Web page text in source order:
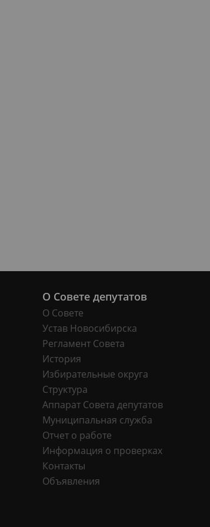
О Совете депутатов
О Совете
Устав Новосибирска
Регламент Совета
История
Избирательные округа
Структура
Аппарат Совета депутатов
Муниципальная служба
Отчет о работе
Информация о проверках
Контакты
Объявления